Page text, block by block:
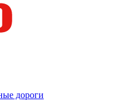
дороги